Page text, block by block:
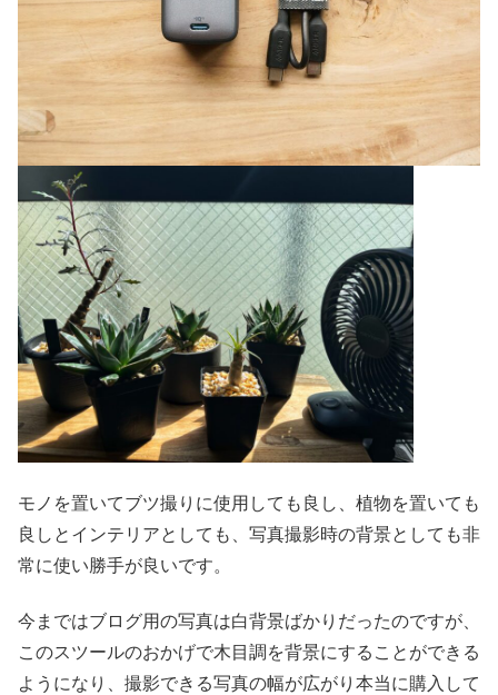
モノを置いてブツ撮りに使用しても良し、植物を置いても
良しとインテリアとしても、写真撮影時の背景としても非
常に使い勝手が良いです。
今まではブログ用の写真は白背景ばかりだったのですが、
このスツールのおかげで木目調を背景にすることができる
ようになり、撮影できる写真の幅が広がり本当に購入して